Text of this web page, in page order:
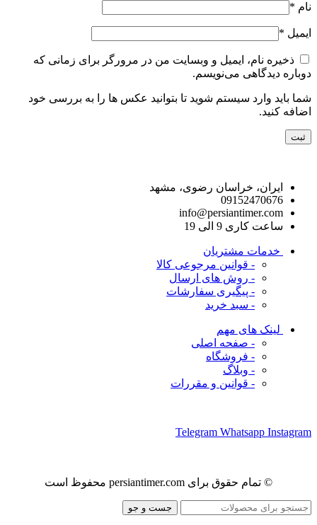
نام *
ایمیل *
ذخیره نام، ایمیل و وبسایت من در مرورگر برای زمانی که
دوباره دیدگاهی می‌نویسم.
شما باید وارد سیستم شوید تا بتوانید عکس ها را به بررسی خود
اضافه کنید.
ایران، خراسان رضوی، مشهد
09152470676
info@persiantimer.com
ساعت کاری 9 الی 19
خدمات مشتریان
- قوانین مرجوعی کالا
- روش های ارسال
- پیگیری سفارشات
- سبد خرید
لینک های مهم
- صفحه اصلی
- فروشگاه
- وبلاگ
- قوانین و مقررات
Telegram Whatsapp Instagram
© تمام حقوق برای persiantimer.com محفوظ است
جست و جو